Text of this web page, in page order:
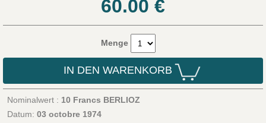
60.00 €
Menge
IN DEN WARENKORB
Nominalwert : 10 Francs BERLIOZ
Datum: 03 octobre 1974